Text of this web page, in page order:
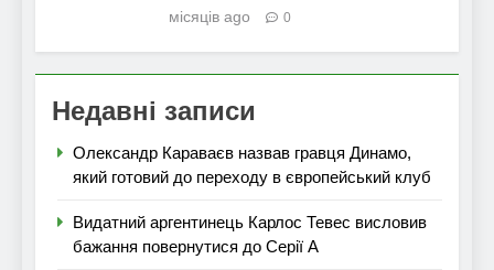
місяців ago
0
Недавні записи
Олександр Караваєв назвав гравця Динамо,
який готовий до переходу в європейський клуб
Видатний аргентинець Карлос Тевес висловив
бажання повернутися до Серії А